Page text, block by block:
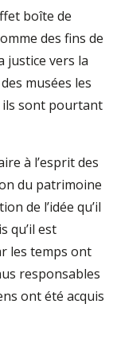
boîte de
des fins de
justice vers la
musées les
ils sont pourtant
à l’esprit des
du patrimoine
de l’idée qu’il
qu’il est
les temps ont
responsables
ont été acquis